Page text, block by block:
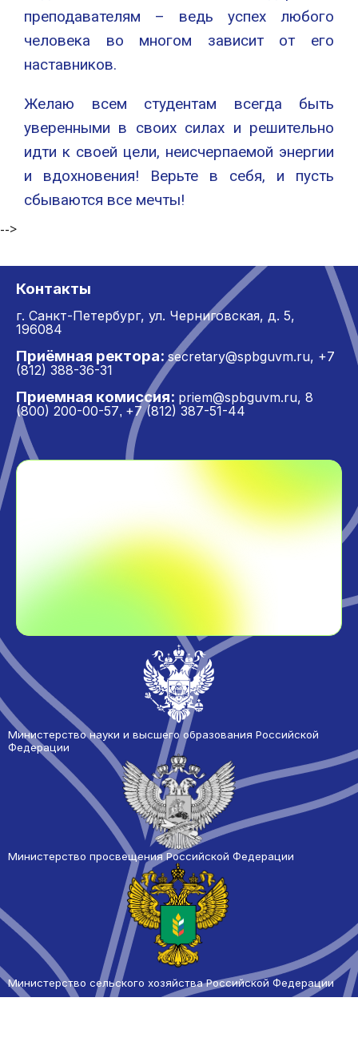
преподавателям – ведь успех любого
человека во многом зависит от его
наставников.
Желаю всем студентам всегда быть
уверенными в своих силах и решительно
идти к своей цели, неисчерпаемой энергии
и вдохновения! Верьте в себя, и пусть
сбываются все мечты!
-->
Контакты
г. Санкт-Петербург, ул. Черниговская, д. 5,
196084
Приёмная ректора: secretary@spbguvm.ru, +7
(812) 388-36-31
Приемная комиссия: priem@spbguvm.ru, 8
(800) 200-00-57, +7 (812) 387-51-44
Министерство науки и высшего образования Российской
Федерации
Министерство просвещения Российской Федерации
Министерство сельского хозяйства Российской Федерации